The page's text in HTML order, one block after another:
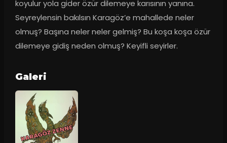
koyulur yola gider özür dilemeye karısının yanına.
Seyreylensin bakılsın Karagöz’e mahallede neler
olmuş? Başına neler neler gelmiş? Bu koşa koşa özür
dilemeye gidiş neden olmuş? Keyifli seyirler.
Galeri